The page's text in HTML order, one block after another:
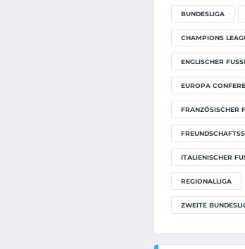
BUNDESLIGA
CHAMPIONS
ENGLISCHER
EUROPA
FRANZÖSISCHER
ITALIENISCHER
REGIONALLIGA
ZWEITE